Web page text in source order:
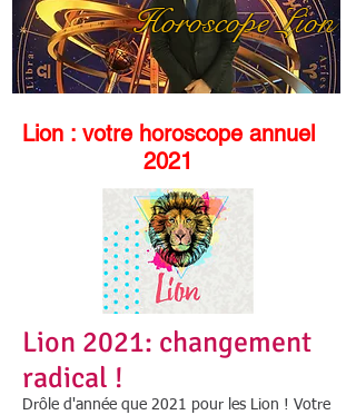
Horoscope Lion
Lion : votre horoscope annuel
2021
Lion 2021: changement
radical !
Drôle d'année que 2021 pour les Lion ! Votre